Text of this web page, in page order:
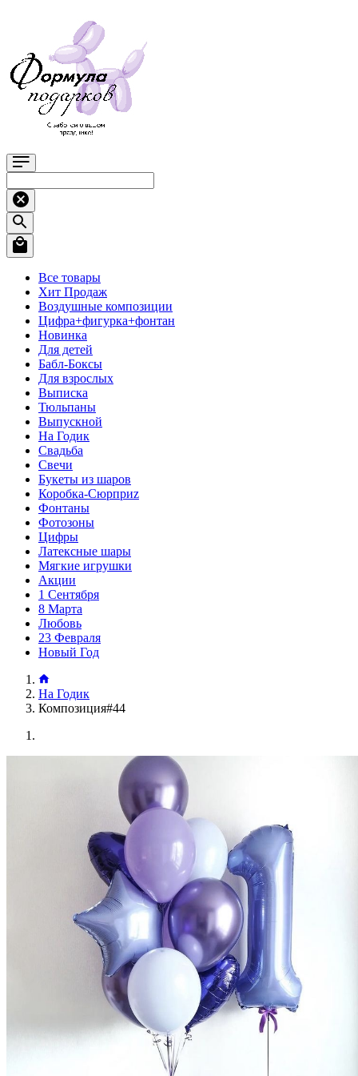
Все товары
Хит Продаж
Воздушные композиции
Цифра+фигурка+фонтан
Новинка
Для детей
Бабл-Боксы
Для взрослых
Выписка
Тюльпаны
Выпускной
На Годик
Свадьба
Свечи
Букеты из шаров
Коробка-Сюрприz
Фонтаны
Фотозоны
Цифры
Латексные шары
Мягкие игрушки
Акции
1 Сентября
8 Марта
Любовь
23 Февраля
Новый Год
На Годик
Композиция#44